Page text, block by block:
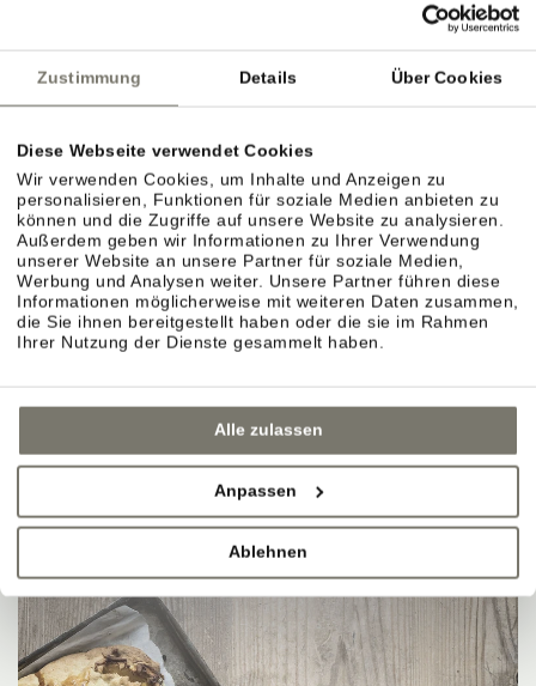
Zustimmung Details Über Cookies
Diese Webseite verwendet Cookies
Wir verwenden Cookies, um Inhalte und Anzeigen zu
personalisieren, Funktionen für soziale Medien anbieten zu
können und die Zugriffe auf unsere Website zu analysieren.
Außerdem geben wir Informationen zu Ihrer Verwendung
unserer Website an unsere Partner für soziale Medien,
Werbung und Analysen weiter. Unsere Partner führen diese
Informationen möglicherweise mit weiteren Daten zusammen,
die Sie ihnen bereitgestellt haben oder die sie im Rahmen
Ihrer Nutzung der Dienste gesammelt haben.
Alle zulassen
Anpassen
Ablehnen